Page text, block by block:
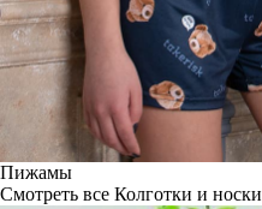
Пижамы
Смотреть все Колготки и носки